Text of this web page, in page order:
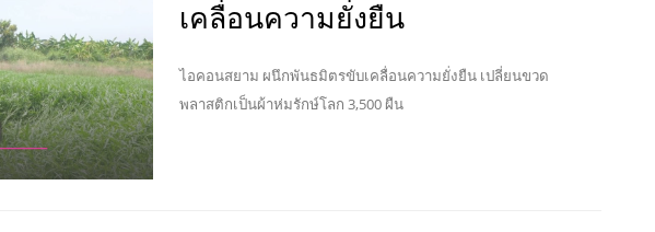
เคลื่อนความยั่งยืน
ไอคอนสยาม ผนึกพันธมิตรขับเคลื่อนความยั่งยืน เปลี่ยนขวด
พลาสติกเป็นผ้าห่มรักษ์โลก 3,500 ผืน